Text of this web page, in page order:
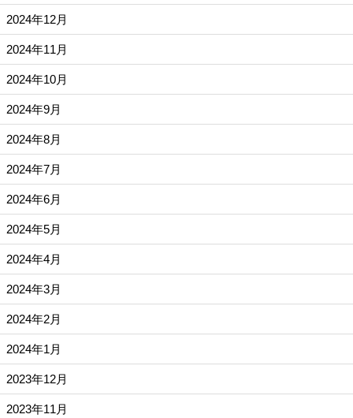
2024年12月
2024年11月
2024年10月
2024年9月
2024年8月
2024年7月
2024年6月
2024年5月
2024年4月
2024年3月
2024年2月
2024年1月
2023年12月
2023年11月